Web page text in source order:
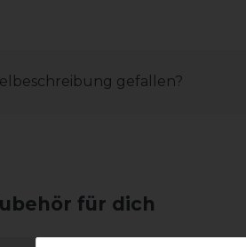
gefallen?
für dich